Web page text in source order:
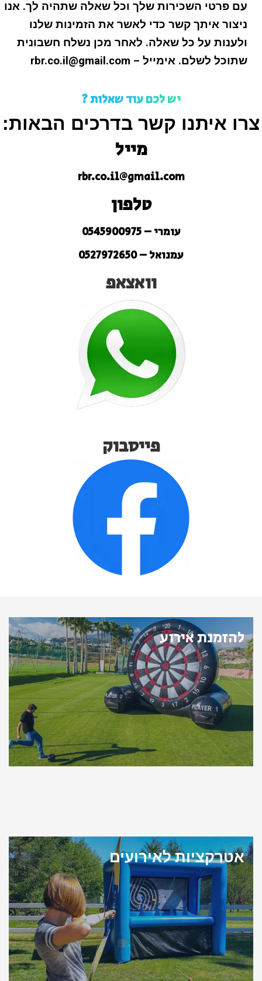
עם פרטי השכירות שלך וכל שאלה שתהיה לך. אנו
ניצור איתך קשר כדי לאשר את הזמינות שלנו
ולענות על כל שאלה. לאחר מכן נשלח חשבונית
שתוכל לשלם. אימייל – rbr.co.il@gmail.com
יש לכם עוד שאלות ?
צרו איתנו קשר בדרכים הבאות:
מייל
rbr.co.il@gmail.com
טלפון
עומרי – 0545900975
עמנואל – 0527972650
וואצאפ
פייסבוק
להזמנת אירוע
אטרקציות לאירועים